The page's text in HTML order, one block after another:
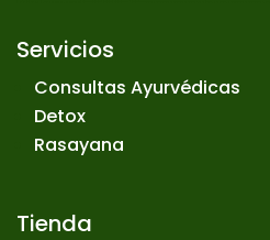
Servicios
Consultas Ayurvédicas
Detox
Rasayana
Tienda